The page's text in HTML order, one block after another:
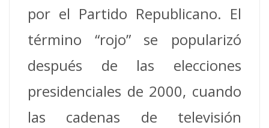
por el Partido Republicano. El
término “rojo” se popularizó
después de las elecciones
presidenciales de 2000, cuando
las cadenas de televisión